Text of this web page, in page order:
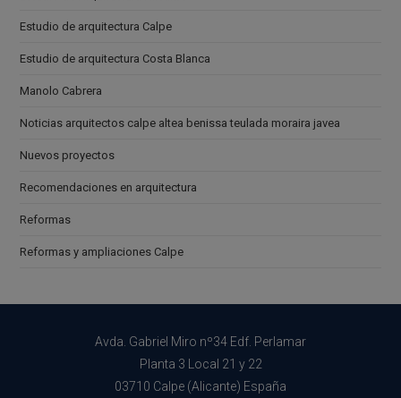
Estudio de arquitectura Calpe
Estudio de arquitectura Costa Blanca
Manolo Cabrera
Noticias arquitectos calpe altea benissa teulada moraira javea
Nuevos proyectos
Recomendaciones en arquitectura
Reformas
Reformas y ampliaciones Calpe
Avda. Gabriel Miro nº34 Edf. Perlamar
Planta 3 Local 21 y 22
03710 Calpe (Alicante) España